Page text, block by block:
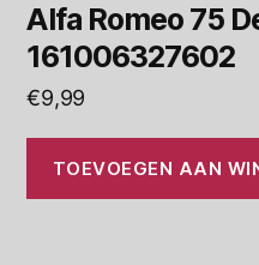
Alfa Romeo 75
161006327602
€9,99
TOEVOEGEN AAN